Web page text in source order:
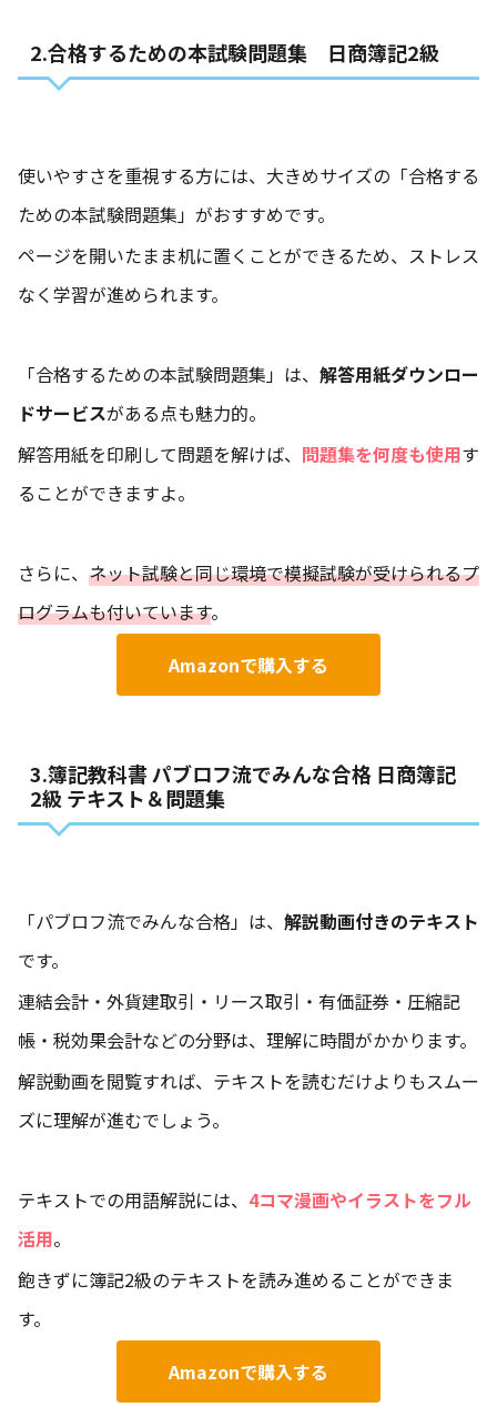
2.合格するための本試験問題集 日商簿記2級
使いやすさを重視する方には、大きめサイズの「合格する
ための本試験問題集」がおすすめです。
ページを開いたまま机に置くことができるため、ストレス
なく学習が進められます。
「合格するための本試験問題集」は、 解答用紙ダウンロー
ドサービスがある点も魅力的。
解答用紙を印刷して問題を解けば、 問題集を何度も使用す
ることができますよ。
さらに、 ネット試験と同じ環境で模擬試験が受けられるプ
ログラムも付いています。
Amazonで購入する
3.簿記教科書 パブロフ流でみんな合格 日商簿記
2級 テキスト＆問題集
「パブロフ流でみんな合格」は、 解説動画付きのテキスト
です。
連結会計・外貨建取引・リース取引・有価証券・圧縮記
帳・税効果会計などの分野は、理解に時間がかかります。
解説動画を閲覧すれば、テキストを読むだけよりもスムー
ズに理解が進むでしょう。
テキストでの用語解説には、 4コマ漫画やイラストをフル
活用。
飽きずに簿記2級のテキストを読み進めることができま
す。
Amazonで購入する